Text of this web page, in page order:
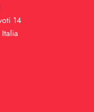
14